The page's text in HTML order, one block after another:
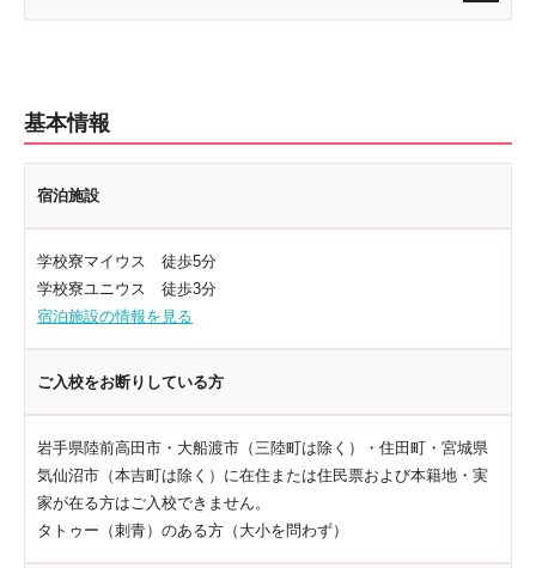
基本情報
宿泊施設
学校寮マイウス 徒歩5分
学校寮ユニウス 徒歩3分
宿泊施設の情報を見る
ご入校をお断りしている方
岩手県陸前高田市・大船渡市（三陸町は除く）・住田町・宮城県
気仙沼市（本吉町は除く）に在住または住民票および本籍地・実
家が在る方はご入校できません。
タトゥー（刺青）のある方（大小を問わず）